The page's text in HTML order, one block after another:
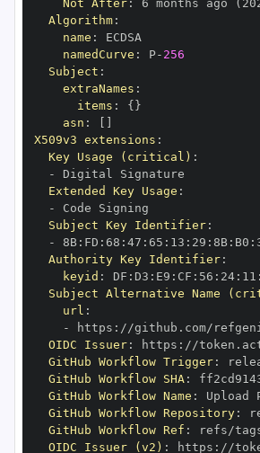
Not After: 6 months ago
Algorithm:
name :
namedCurve : P- 256
Subject :
extraNames :
items : { }
asn :
X509v3 extensions :
Key Usage (critical) :
-
Extended Key Usage :
-
Subject Key Identifier:
-
8B: FD : 68 : 47 : 65 : 13 : 29 : 8B: B0 :
Authority Key Identifier:
keyid : DF : D3 : E9 : CF : 56 : 24: 11 :
Subject Alternative Name
url :
-
https : //github.com/
OIDC Issuer: https :
GitHub Workflow Trigger:
GitHub Workflow SHA:
GitHub Workflow Name :
GitHub Workflow Repository:
GitHub Workflow Ref :
OIDC Issuer (v2) : https :